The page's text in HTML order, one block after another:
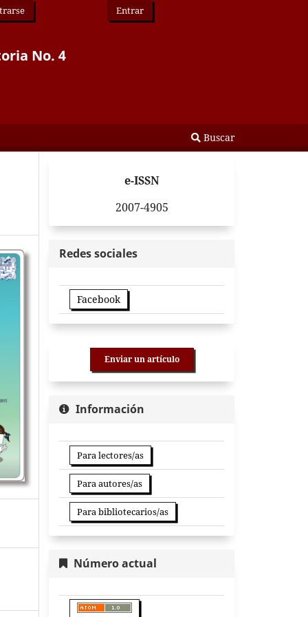
No. 4
Buscar
Entrar
e-ISSN
2007-4905
Redes sociales
Facebook
Enviar un artículo
Información
Para lectores/as
Para autores/as
Para bibliotecarios/as
Número actual